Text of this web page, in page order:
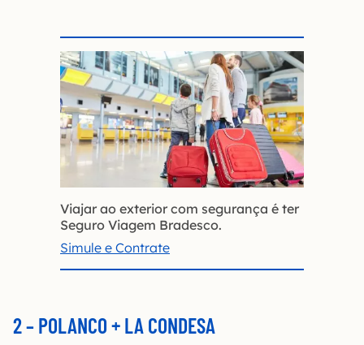
Viajar ao exterior com segurança é ter
Seguro Viagem Bradesco.
Simule e Contrate
2 –POLANCO + LA CONDESA